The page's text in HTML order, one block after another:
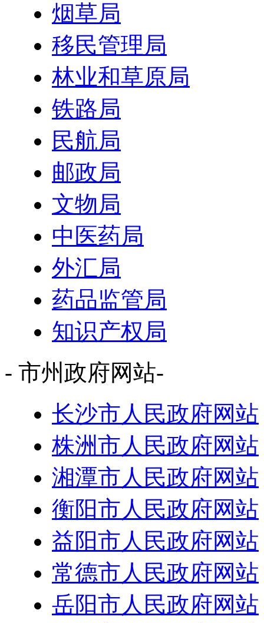
烟草局
移民管理局
林业和草原局
铁路局
民航局
邮政局
文物局
中医药局
外汇局
药品监管局
知识产权局
- 市州政府网站-
长沙市人民政府网站
株洲市人民政府网站
湘潭市人民政府网站
衡阳市人民政府网站
益阳市人民政府网站
常德市人民政府网站
岳阳市人民政府网站